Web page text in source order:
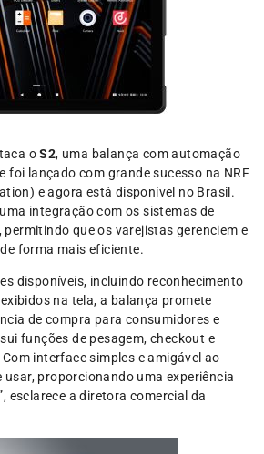
oS2, uma balança com automação
foi lançado com grande sucesso na NRF
e agora está disponível no Brasil.
integração com os sistemas de
que os varejistas gerenciem e
forma mais eficiente.
disponíveis, incluindo reconhecimento
na tela, a balança promete
de compra para consumidores e
funções de pesagem, checkout e
interface simples e amigável ao
usar, proporcionando uma experiência
esclarece a diretora comercial da